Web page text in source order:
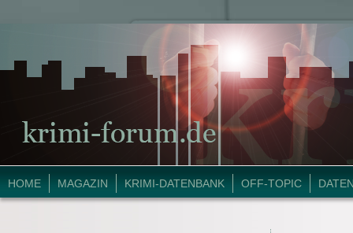
HOME MAGAZIN KRIMI-DATENBANK OFF-TOPIC